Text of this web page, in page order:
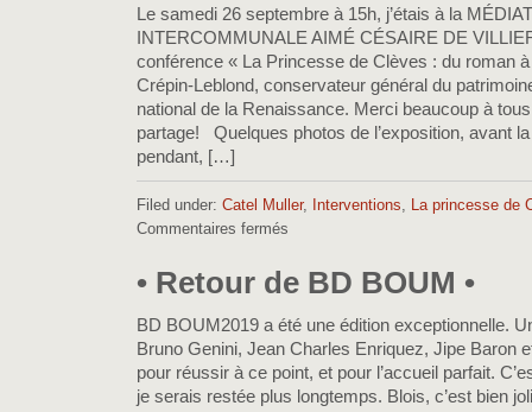
•
Le samedi 26 septembre à 15h, j’étais à la
INTERCOMMUNALE AIMÉ CÉSAIRE DE
conférence « La Princesse de Clèves : du roman
Crépin-Leblond, conservateur général du
national de la Renaissance. Merci beaucoup à
partage! Quelques photos de l’exposition, avant
pendant, […]
Filed under: Catel Muller, Interventions, La princesse de
Commentaires fermés
roman
la
BD
•
• Retour de BD BOUM •
BD BOUM2019 a été une édition exceptionnelle.
Bruno Genini, Jean Charles Enriquez, Jipe Baron
pour réussir à ce point, et pour l’accueil parfait.
je serais restée plus longtemps. Blois, c’est bien